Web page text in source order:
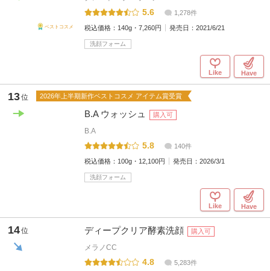
ベストコスメ
5.6 1,278件
税込価格： 140g・7,260円 発売日： 2021/6/21
洗顔フォーム
Like Have
13位 2026年上半期新作ベストコスメ アイテム賞受賞
B.A ウォッシュ 購入可
B.A
5.8 140件
税込価格： 100g・12,100円 発売日： 2026/3/1
洗顔フォーム
Like Have
14位 ディープクリア酵素洗顔 購入可
メラノCC
4.8 5,283件